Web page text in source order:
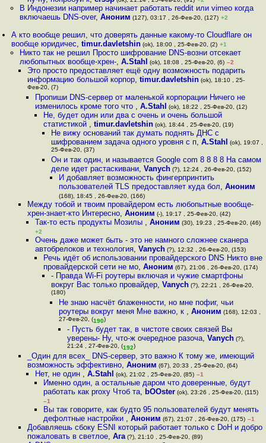
В Индонезии например начинает работать reddit или vimeo когда
включаешь DNS-over, Аноним (127), 03:17 , 26-Фев-20, (127) +2
А кто вообще решил, что доверять данные какому-то Cloudflare он
вообще юридичес,timur.davletshin (ok), 18:00 , 25-Фев-20, (2) +1
Никто так не решил Просто шифрование DNS-возни отсекает
любопытных вообще-хрен-, A.Stahl (ok), 18:08 , 25-Фев-20, (6) –2
Это просто предоставляет ещё одну возможность подарить
информацию большой корпор, timur.davletshin(ok), 18:10 , 25-
Фев-20, (7)
Пропиши DNS-сервер от маленькой корпорации Ничего не
изменилось кроме того что ,A.Stahl (ok), 18:22 , 25-Фев-20, (12)
Не, будет один или два с очень и очень большой
статистикой , timur.davletshin(ok), 18:44 , 25-Фев-20, (19)
Не вижу оснований так думать поднять ДНС с
шифрованием задача одного уровня с п, A.Stahl (ok), 19:07 ,
25-Фев-20, (37)
Он и так один, и называется Google com 8 8 8 8 На самом
деле идет растаскивани, Vanych(?), 12:24 , 26-Фев-20, (152)
И добавляет возможность фингерпринтить
пользователей TLS предоставляет куда бол,Аноним
(168), 18:45 , 26-Фев-20, (166)
Между тобой и твоим провайдером есть любопытные вообще-
хрен-знает-кто Интересно, Аноним (-), 19:17 , 25-Фев-20, (42)
Так-то есть продукты Мозилы ,Аноним (30), 19:23 , 25-Фев-20, (46)
+2
Очень даже может быть - это не намного сложнее сканера
автобрелоков и технология,Vanych (?), 12:32 , 26-Фев-20, (153)
Речь идёт об использовании провайдерского DNS Никто вне
провайдерской сети не мо, Аноним (67), 21:06 , 26-Фев-20, (174)
- Правда Wi-Fi роутеры включая и чужие смартфоны
вокруг Вас только провайдер, Vanych(?), 22:21 , 26-Фев-20,
(180)
Не знаю насчёт блаженности, но мне пофиг, чьи
роутеры вокруг меня Мне важно, к ,Аноним (168), 12:03 ,
27-Фев-20, (190)
- Пусть будет так, в чистоте своих связей Вы
уверены- Ну, что-ж очередное разоча, Vanych(?),
21:24 , 27-Фев-20, (192)
_Один для всех_ DNS-сервер, это важно К тому же, имеющий
возможность эффективно, Аноним (67), 20:33 , 25-Фев-20, (64)
Нет, не один ,A.Stahl (ok), 21:02 , 25-Фев-20, (85) –1
Именно один, а остальные даром что доверенные, будут
работать как proxy Чтоб та, bOOster(ok), 23:26 , 25-Фев-20, (115)
–1
Вы так говорите, как будто 95 пользователей будут менять
дефолтные настройки , Аноним (67), 21:07 , 26-Фев-20, (175) –1
Добавляешь сбоку ESNI который работает только с DoH и добро
пожаловать в светлое, Ага(?), 21:10 , 25-Фев-20, (89)